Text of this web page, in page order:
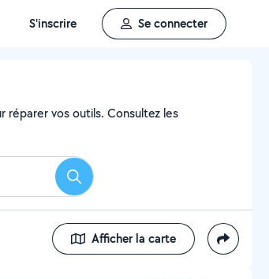
S'inscrire Se connecter
réparer vos outils. Consultez les
Rechercher
Afficher la carte